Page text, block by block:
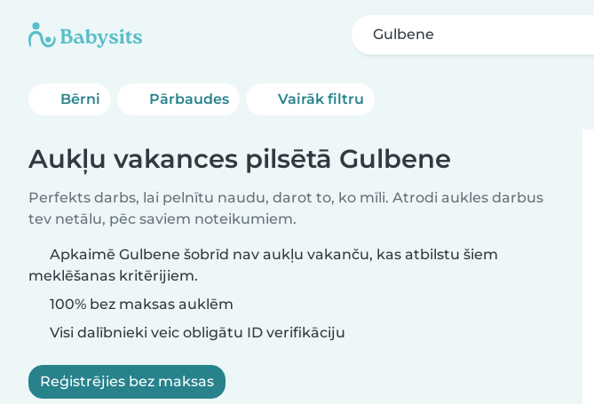
Gulbene
Bērni Pārbaudes Vairāk filtru
Aukļu vakances pilsētā Gulbene
Perfekts darbs, lai pelnītu naudu, darot to, ko mīli. Atrodi aukles darbus
tev netālu, pēc saviem noteikumiem.
Apkaimē Gulbene šobrīd nav aukļu vakanču, kas atbilstu šiem
meklēšanas kritērijiem.
100% bez maksas auklēm
Visi dalībnieki veic obligātu ID verifikāciju
Reģistrējies bez maksas